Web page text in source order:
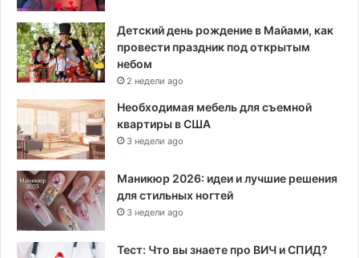
Детский день рождение в Майами, как
провести праздник под открытым
небом
2 недели ago
Необходимая мебель для съемной
квартиры в США
3 недели ago
Маникюр 2026: идеи и лучшие решения
для стильных ногтей
3 недели ago
Тест: Что вы знаете про ВИЧ и СПИД?